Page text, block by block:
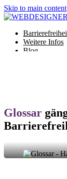
Skip to main content
Weitere Infos
Blog
Weitere
Blog
Glossar
Projekt starten
Glossar